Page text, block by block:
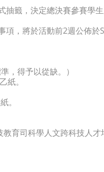
抽籤，決定總決賽參賽學生
項，將於活動前2週公佈於
，得予以從缺。）
紙。
。
教育司科學人文跨科技人